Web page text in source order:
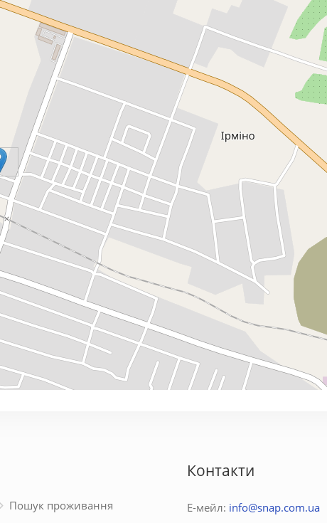
Пошук проживання
Контакти
Е-мейл: info@snap.com.ua